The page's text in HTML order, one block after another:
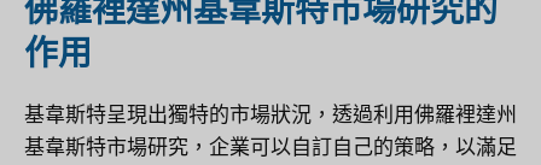
佛羅裡達州基韋斯特市場研究的
作用
基韋斯特呈現出獨特的市場狀況，透過利用佛羅裡達州
基韋斯特市場研究，企業可以自訂自己的策略，以滿足